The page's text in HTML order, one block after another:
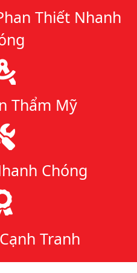
Thiết Nhanh
Thẩm Mỹ
Chóng
Tranh